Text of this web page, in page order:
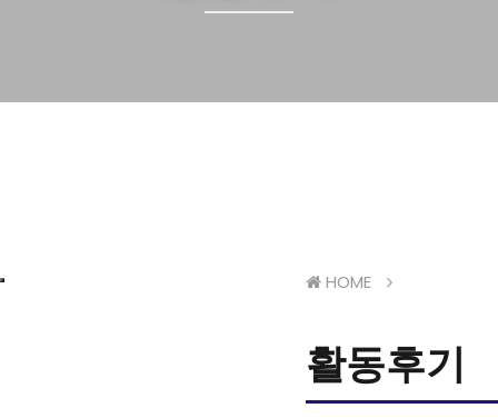
HOME
활동후기